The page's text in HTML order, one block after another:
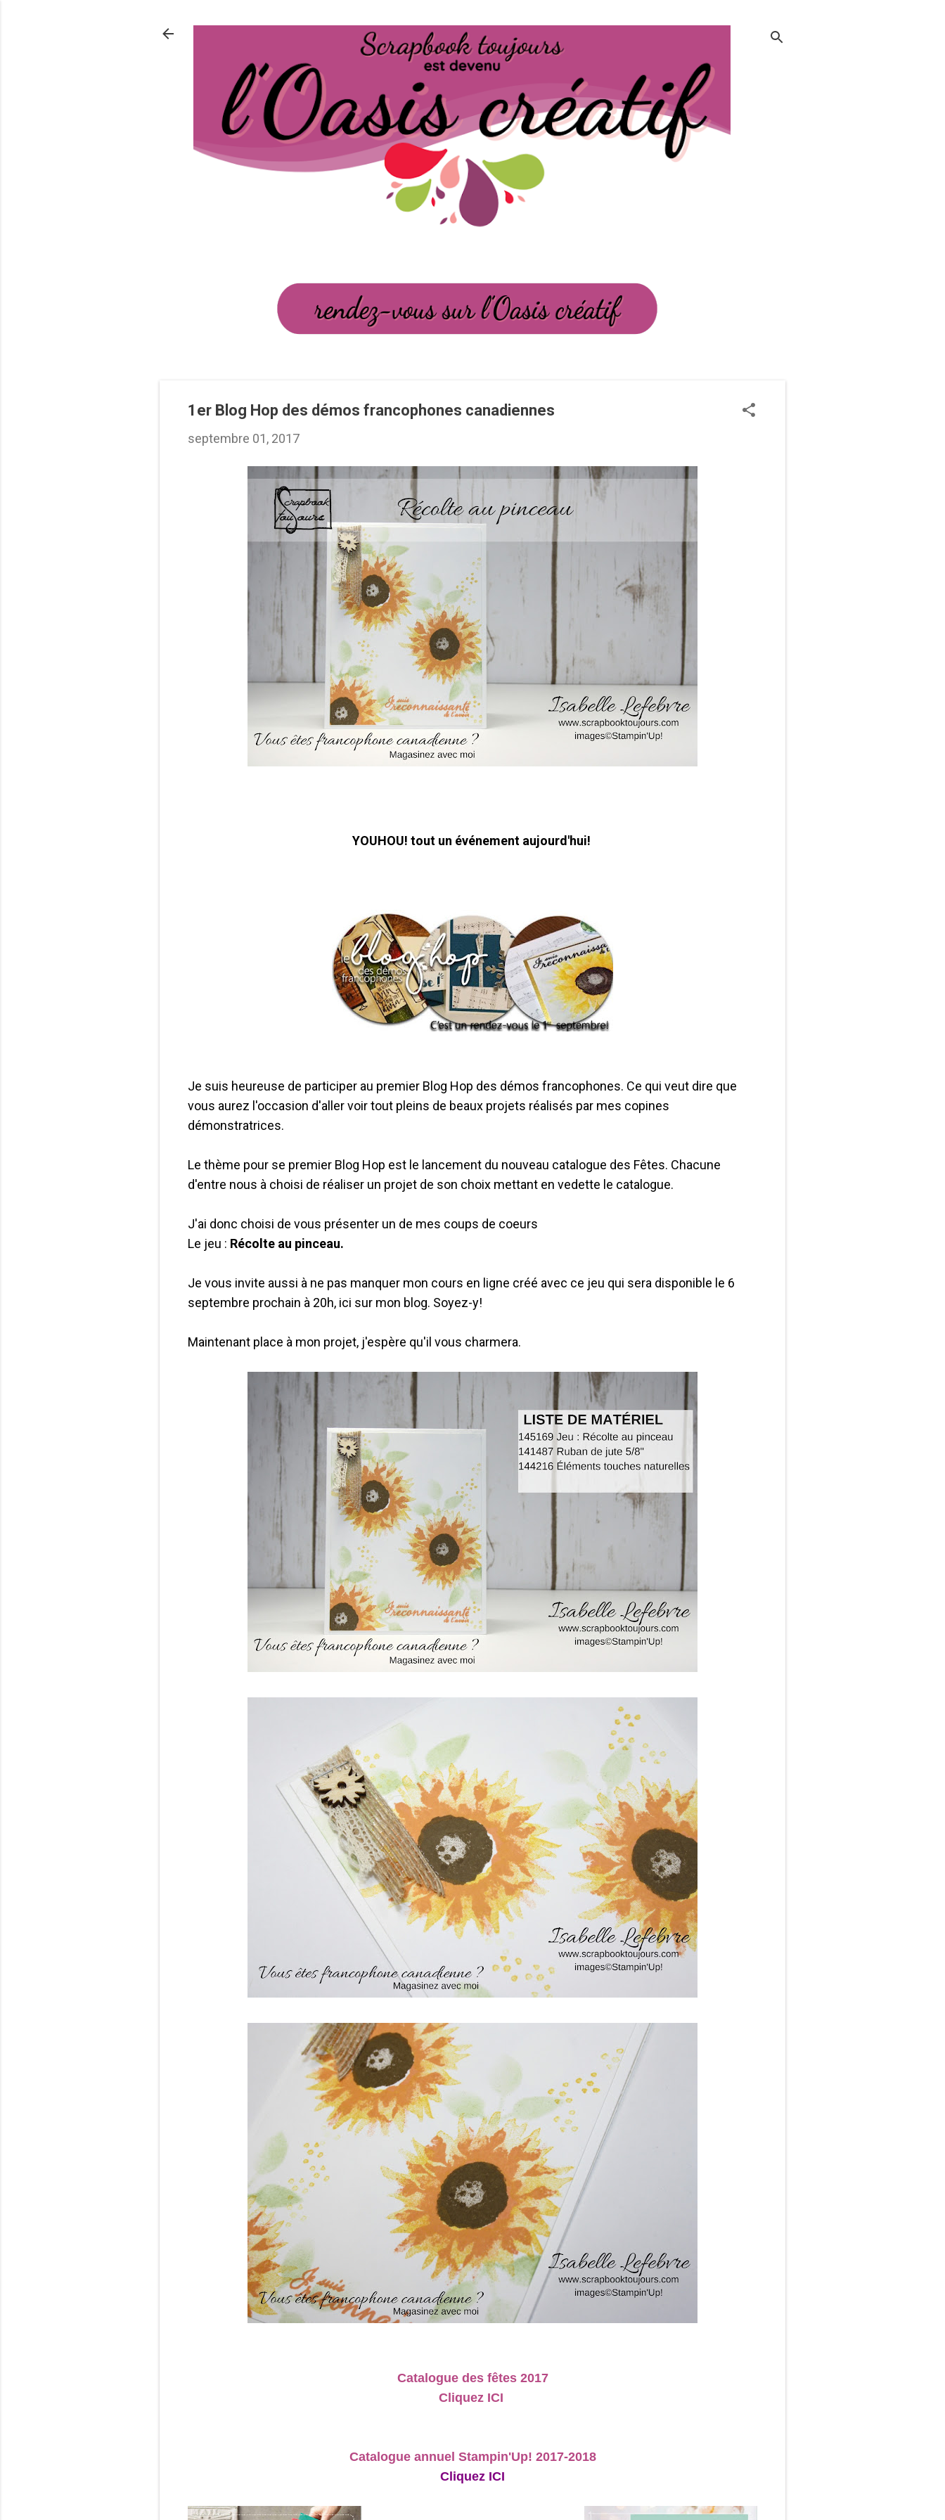
1er Blog Hop des démos francophones canadiennes
septembre 01, 2017
YOUHOU! tout un événement aujourd'hui!
Je suis heureuse de participer au premier Blog Hop des démos francophones. Ce qui veut dire que
vous aurez l'occasion d'aller voir tout pleins de beaux projets réalisés par mes copines
démonstratrices.
Le thème pour se premier Blog Hop est le lancement du nouveau catalogue des Fêtes. Chacune
d'entre nous à choisi de réaliser un projet de son choix mettant en vedette le catalogue.
J'ai donc choisi de vous présenter un de mes coups de coeurs
Le jeu : Récolte au pinceau.
Je vous invite aussi à ne pas manquer mon cours en ligne créé avec ce jeu qui sera disponible le 6
septembre prochain à 20h, ici sur mon blog. Soyez-y!
Maintenant place à mon projet, j'espère qu'il vous charmera.
Catalogue des fêtes 2017
Cliquez ICI
Catalogue annuel Stampin'Up! 2017-2018
Cliquez ICI